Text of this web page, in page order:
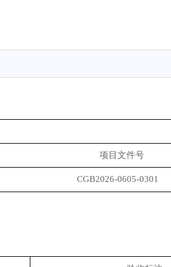
项目文件号
CGB2026-0605-0301